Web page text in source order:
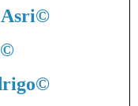
©
©
©